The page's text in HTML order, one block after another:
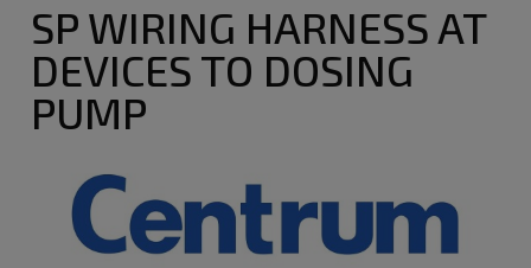
SP WIRING HARNESS AT
DEVICES TO DOSING
PUMP